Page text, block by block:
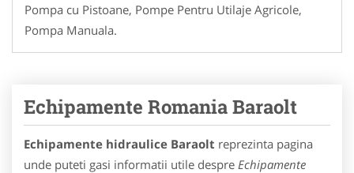
Pompa cu Pistoane, Pompe Pentru Utilaje Agricole,
Pompa Manuala.
Echipamente Romania Baraolt
Echipamente hidraulice Baraolt reprezinta pagina
unde puteti gasi informatii utile despre Echipamente